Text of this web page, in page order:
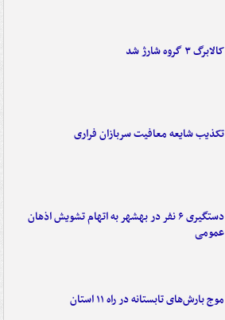
کالابرگ ۳ گروه شارژ شد
تکذیب شایعه معافیت سربازان فراری
دستگیری ۶ نفر در بهشهر به اتهام تشویش اذهان
عمومی
موج بارش‌های تابستانه در راه ۱۱ استان